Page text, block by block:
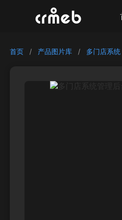
首页 / 产品图片库 / 多门店系统